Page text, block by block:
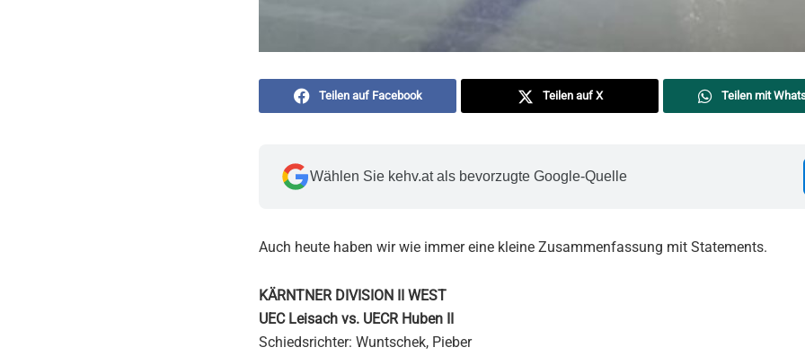
Teilen auf Facebook Teilen auf X Teilen mit
Wählen Sie kehv.at als bevorzugte Google-Quelle
Auch heute haben wir wie immer eine kleine Zusammenfassung mit Statements.
KÄRNTNER DIVISION II WEST
UEC Leisach vs. UECR Huben II
Schiedsrichter: Wuntschek, Pieber